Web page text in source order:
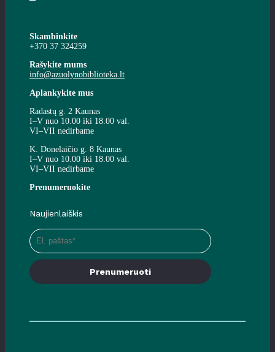
Skambinkite
+370 37 324259
Rašykite mums
info@azuolynobiblioteka.lt
Aplankykite mus
Radastų g. 2 Kaunas
I–V nuo 10.00 iki 18.00 val.
VI–VII nedirbame
K. Donelaičio g. 8 Kaunas
I–V nuo 10.00 iki 18.00 val.
VI–VII nedirbame
Prenumeruokite
Naujienlaiškis
Prenumeruoti